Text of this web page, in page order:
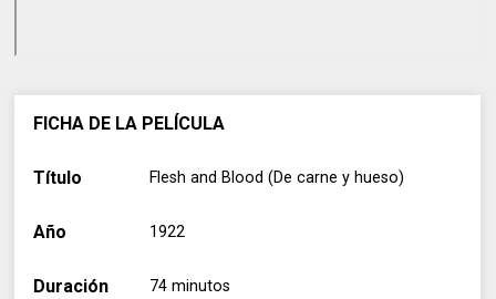
FICHA DE LA PELÍCULA
Título Flesh and Blood (De carne y hueso)
Año 1922
Duración 74 minutos